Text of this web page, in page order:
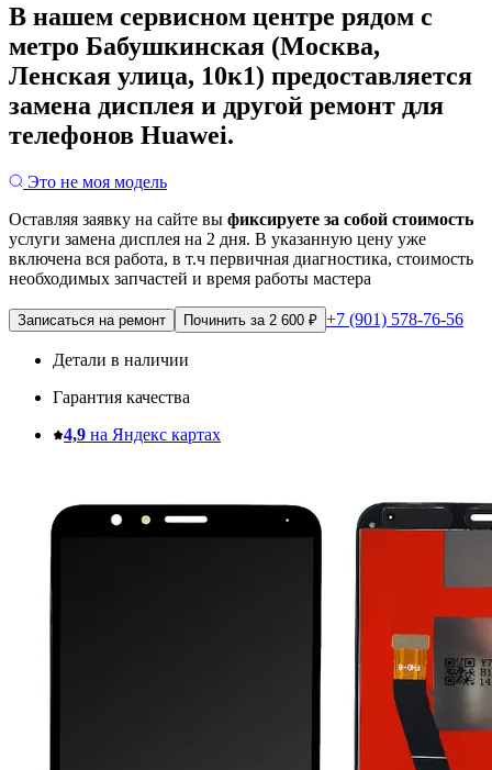
В нашем сервисном центре рядом с
метро Бабушкинская (Москва,
Ленская улица, 10к1) предоставляется
замена дисплея и другой ремонт для
телефонов Huawei.
Это не моя модель
Оставляя заявку на сайте вы фиксируете за собой стоимость
услуги замена дисплея на 2 дня. В указанную цену уже
включена вся работа, в т.ч первичная диагностика, стоимость
необходимых запчастей и время работы мастера
Записаться на ремонт Починить за 2 600 ₽ +7 (901) 578-76-56
Детали в наличии
Гарантия качества
4,9 на Яндекс картах